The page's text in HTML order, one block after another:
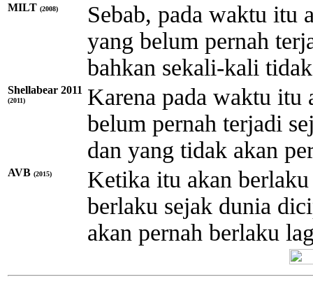
MILT (2008)
Sebab, pada waktu itu
yang belum pernah
bahkan sekali-kali
Shellabear 2011
(2011)
Karena pada waktu itu
belum pernah terjadi
dan yang tidak akan
AVB (2015)
Ketika itu akan berlaku
berlaku sejak dunia
akan pernah berlaku